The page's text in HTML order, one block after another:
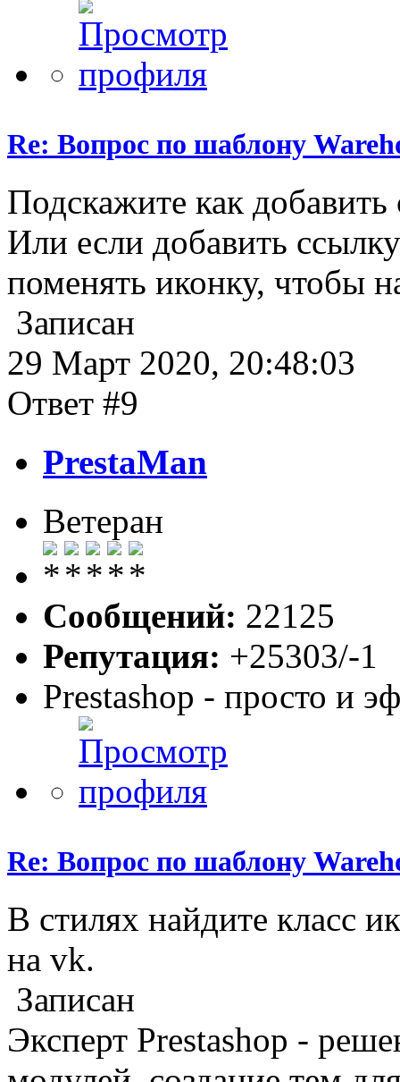
Re: Вопрос по шаблону
Подскажите как
Или если добавить
поменять иконку, чтобы
Записан
29 Март 2020, 20:48:03
Ответ #9
PrestaMan
Ветеран
Сообщений: 22125
Репутация: +25303/-1
Prestashop - просто и
Re: Вопрос по шаблону
В стилях найдите класс
на vk.
Записан
Эксперт Prestashop -